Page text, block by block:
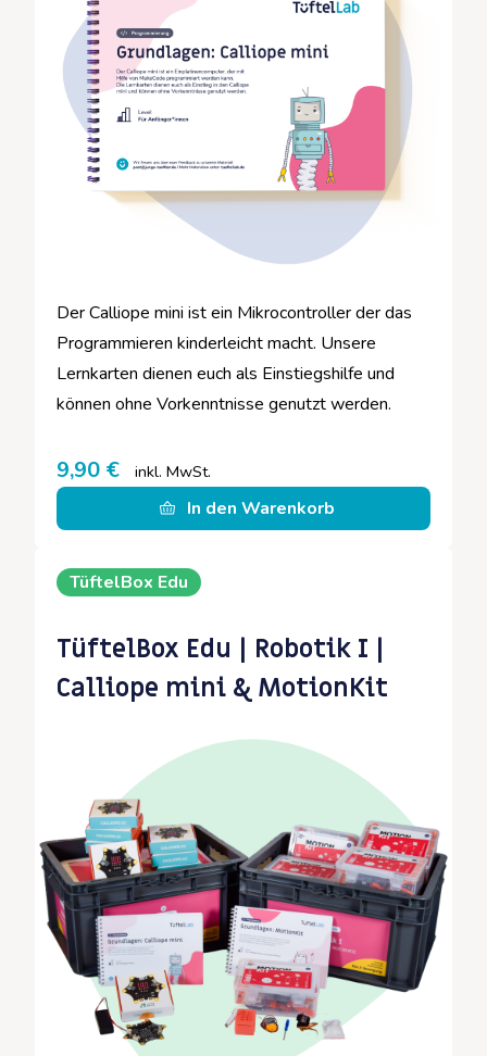
Der Calliope mini ist ein Mikrocontroller der das
Programmieren kinderleicht macht. Unsere
Lernkarten dienen euch als Einstiegshilfe und
können ohne Vorkenntnisse genutzt werden.
9,90 € inkl. MwSt.
In den Warenkorb
TüftelBox Edu
TüftelBox Edu | Robotik I |
Calliope mini & MotionKit